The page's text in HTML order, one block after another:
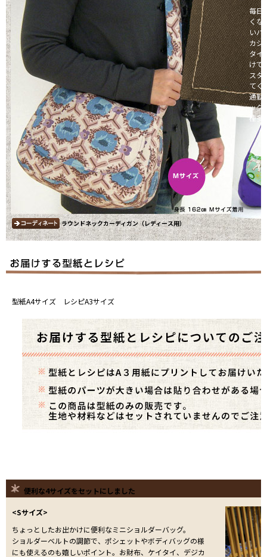
毎日
くな
いバ
カジ
タイ
けで
スタ
てく
通勤
ッグ
種多
ラウンドネックカーディガン（レディース用）
型紙A4サイズ レシピA3サイズ
便利な4サイズをセットにしました
<Sサイズ>
ちょっとしたお出かけに便利なミニショルダーバッグ。
ショルダーベルトの調節で、ポシェットやボディバッグの様
にも使えるのも嬉しいポイント。お財布、ケイタイ、デジカ